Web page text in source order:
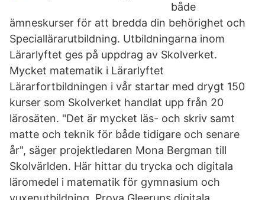
både
ämneskurser för att bredda din behörighet och
Speciallärarutbildning. Utbildningarna inom
Lärarlyftet ges på uppdrag av Skolverket.
Mycket matematik i Lärarlyftet
Lärarfortbildningen i vår startar med drygt 150
kurser som Skolverket handlat upp från 20
lärosäten. "Det är mycket läs- och skriv samt
matte och teknik för både tidigare och senare
år", säger projektledaren Mona Bergman till
Skolvärlden. Här hittar du trycka och digitala
läromedel i matematik för gymnasium och